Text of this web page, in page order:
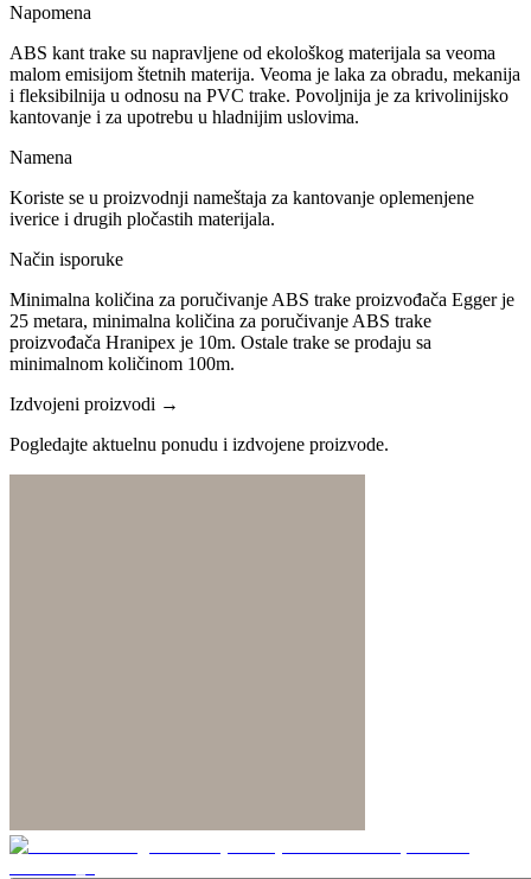
Napomena
ABS kant trake su napravljene od ekološkog materijala sa veoma
malom emisijom štetnih materija. Veoma je laka za obradu, mekanija
i fleksibilnija u odnosu na PVC trake. Povoljnija je za krivolinijsko
kantovanje i za upotrebu u hladnijim uslovima.
Namena
Koriste se u proizvodnji nameštaja za kantovanje oplemenjene
iverice i drugih pločastih materijala.
Način isporuke
Minimalna količina za poručivanje ABS trake proizvođača Egger je
25 metara, minimalna količina za poručivanje ABS trake
proizvođača Hranipex je 10m. Ostale trake se prodaju sa
minimalnom količinom 100m.
Izdvojeni proizvodi →
Pogledajte aktuelnu ponudu i izdvojene proizvode.